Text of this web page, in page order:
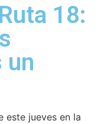
18:
un
este jueves en la